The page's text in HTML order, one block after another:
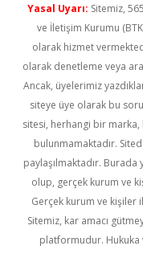
Yasal Uyarı: Sitemiz,
ve İletişim Kurumu
olarak hizmet
olarak denetleme veya
Ancak, üyelerimiz
siteye üye olarak bu
sitesi, herhangi bir marka,
bulunmamaktadır.
paylaşılmaktadır.
olup, gerçek kurum ve
Gerçek kurum ve
Sitemiz, kar amacı
platformudur. Hukuka